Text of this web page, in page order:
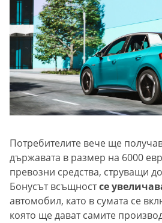
Потребителите вече ще
държавата в размер на 6000
превозни средства, струващи
Бонусът всъщностсе
автомобил, като в сумата се
която ще дават самите